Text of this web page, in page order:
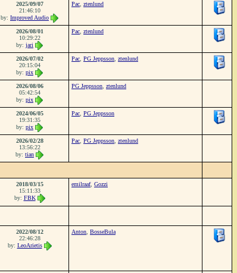
2025/09/07
21:46:10
by: Improved Audio
Pac ztenlund
2026/08/01
10:29:22
by: jari
Pac ztenlund
2026/07/02
20:15:04
by: pix
Pac PG Jeppsson ztenlund
2026/08/06
05:42:54
by: pix
PG Jeppsson ztenlund
2024/06/05
19:31:35
by: pix
Pac PG Jeppsson
2026/02/28
13:56:22
by: tian
Pac PG Jeppsson ztenlund
2018/03/15
15:11:33
by: FBK
emilraaf, Gozzi
2022/08/12
22:46:28
by: LeoArietis
Anton BosseBula